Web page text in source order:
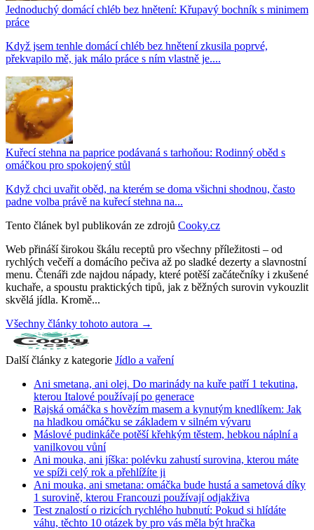
Jednoduchý domácí chléb bez hnětení: Křupavý bochník s minimem
práce
Když jsem tenhle domácí chléb bez hnětení zkusila poprvé,
překvapilo mě, jak málo práce s ním vlastně je....
Kuřecí stehna na paprice podávaná s tarhoňou: Rodinný oběd s
omáčkou pro spokojený stůl
Když chci uvařit oběd, na kterém se doma všichni shodnou, často
padne volba právě na kuřecí stehna na...
Tento článek byl publikován ze zdrojů Cooky.cz
Web přináší širokou škálu receptů pro všechny příležitosti – od
rychlých večeří a domácího pečiva až po sladké dezerty a slavnostní
menu. Čtenáři zde najdou nápady, které potěší začátečníky i zkušené
kuchaře, a spoustu praktických tipů, jak z běžných surovin vykouzlit
skvělá jídla. Kromě...
Všechny články tohoto autora →
Další články z kategorie Jídlo a vaření
Ani smetana, ani olej. Do marinády na kuře patří 1 tekutina,
kterou Italové používají po generace
Rajská omáčka s hovězím masem a kynutým knedlíkem: Jak
na hladkou omáčku se základem v silném vývaru
Máslové pudinkáče potěší křehkým těstem, hebkou náplní a
vanilkovou vůní
Ani mouka, ani jíška: polévku zahustí surovina, kterou máte
ve spíži celý rok a přehlížíte ji
Ani mouka, ani smetana: omáčka bude hustá a sametová díky
1 surovině, kterou Francouzi používají odjakživa
Test znalostí o rizicích rychlého hubnutí: Pokud si hlídáte
váhu, těchto 10 otázek by pro vás měla být hračka